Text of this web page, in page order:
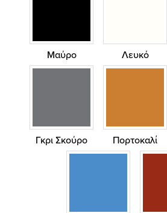
Μαύρο Λευκό
Γκρι Σκούρο Πορτοκαλί